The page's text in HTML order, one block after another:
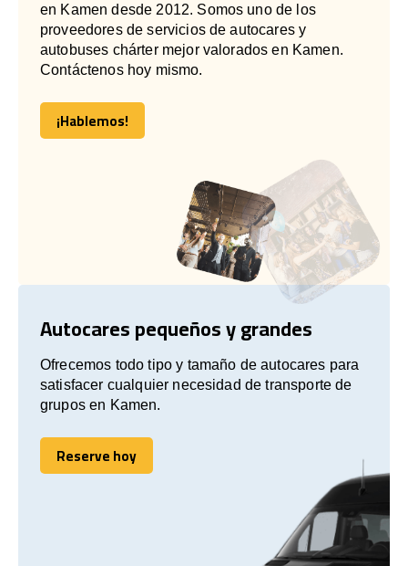
en Kamen desde 2012. Somos uno de los
proveedores de servicios de autocares y
autobuses chárter mejor valorados en Kamen.
Contáctenos hoy mismo.
¡Hablemos!
¡Hablemos!
Autocares pequeños y grandes
Ofrecemos todo tipo y tamaño de autocares para
satisfacer cualquier necesidad de transporte de
grupos en Kamen.
Reserve hoy
Reserve hoy